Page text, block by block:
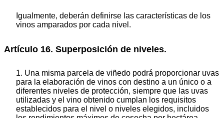
Igualmente, deberán definirse las características de los
vinos amparados por cada nivel.
Artículo 16. Superposición de niveles.
1. Una misma parcela de viñedo podrá proporcionar uvas
para la elaboración de vinos con destino a un único o a
diferentes niveles de protección, siempre que las uvas
utilizadas y el vino obtenido cumplan los requisitos
establecidos para el nivel o niveles elegidos, incluidos